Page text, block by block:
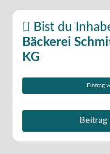
Bist du
Bäckerei
KG
Eintrag
Beitrag